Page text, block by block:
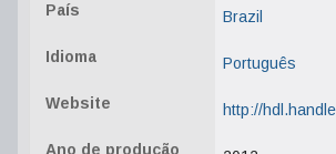
País Brazil
Idioma Português
Website http://
Ano de produção